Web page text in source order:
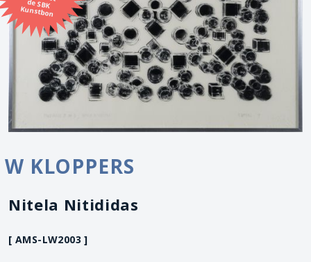
Kunstbon
W KLOPPERS
Nitela Nitididas
[ AMS-LW2003 ]